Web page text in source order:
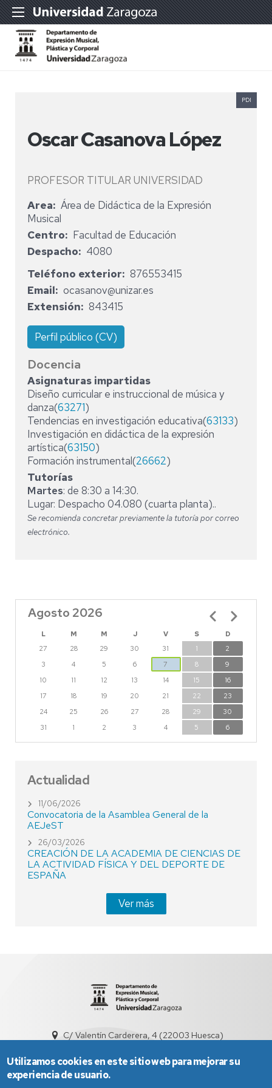
Oscar Casanova López
PROFESOR TITULAR UNIVERSIDAD
PDI
Area
Área de Didáctica de la Expresión
Musical
Centro
Facultad de Educación
Despacho
4080
Teléfono exterior
876553415
Email
ocasanov@unizar.es
Extensión
843415
Perfil público (CV)
Docencia
Asignaturas impartidas
Diseño curricular e instruccional de música y
danza(63271)
Tendencias en investigación educativa(63133)
Investigación en didáctica de la expresión
artística(63150)
Formación instrumental(26662)
Tutorías
Martes: de 8:30 a 14:30.
Lugar: Despacho 04.080 (cuarta planta)..
Se recomienda concretar previamente la tutoría por correo
electrónico.
Agosto 2026
L M M J V S
D
27
28 29 30 31 1
2
3
4 5 6 7 8
9
10
11 12 13 14 15
16
17
18 19 20 21 22
23
24
25 26 27 28 29
30
31
1 2 3 4 5 6
Paginación
Actualidad
11/06/2026
Convocatoria de la Asamblea General de la
AEJeST
26/03/2026
CREACIÓN DE LA ACADEMIA DE CIENCIAS DE
LA ACTIVIDAD FÍSICA Y DEL DEPORTE DE
ESPAÑA
Ver más
C/ Valentín Carderera, 4 (22003 Huesca)
Utilizamos cookies en este sitio web para mejorar su
experiencia de usuario.